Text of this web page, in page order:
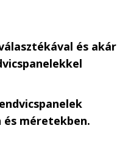
és akár
és méretekben.